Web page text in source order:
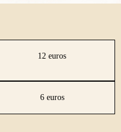
12 euros
6 euros